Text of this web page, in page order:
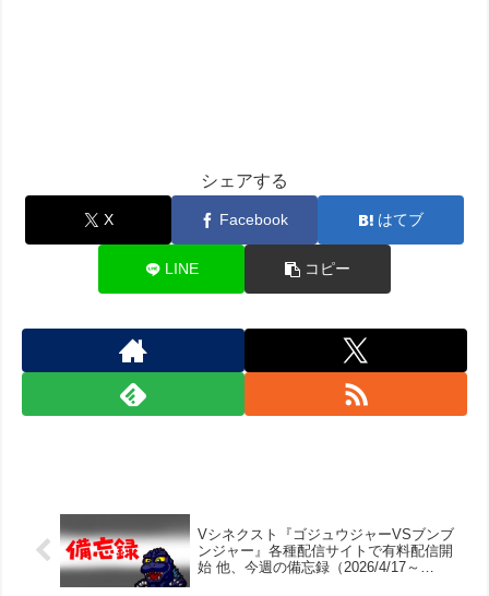
シェアする
X Facebook はてブ
LINE コピー
Vシネクスト『ゴジュウジャーVSブンブ
ンジャー』各種配信サイトで有料配信開
始 他、今週の備忘録（2026/4/17～